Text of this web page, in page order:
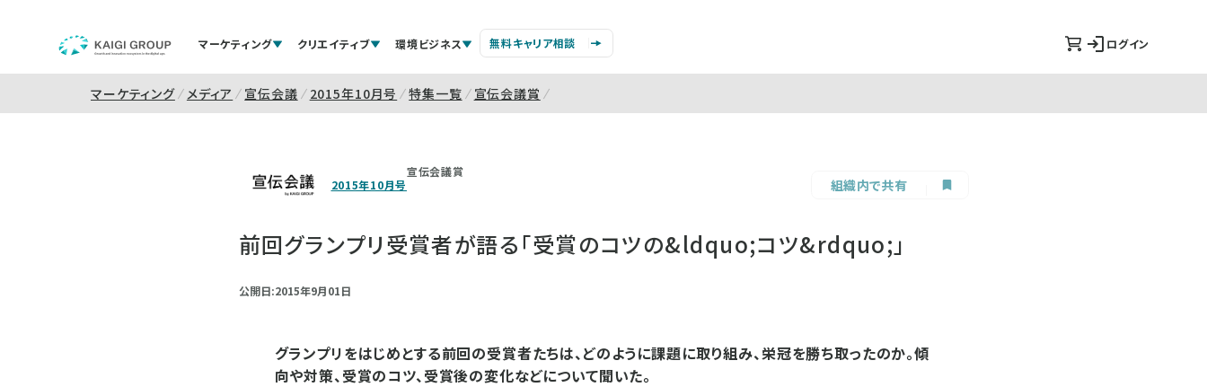
マーケティング クリエイティブ 環境ビジネス 無料キャリア相談 ログイン
マーケティング メディア 宣伝会議 2015年10月号 特集一覧 宣伝会議賞
2015年10月号
宣伝会議賞
組織内で共有
前回グランプリ受賞者が語る「受賞のコツの&ldquo;コツ&rdquo;」
公開日:2015年9月01日
グランプリをはじめとする前回の受賞者たちは、どのように課題に取り組み、栄冠を勝ち取ったのか。傾
向や対策、受賞のコツ、受賞後の変化などについて聞いた。